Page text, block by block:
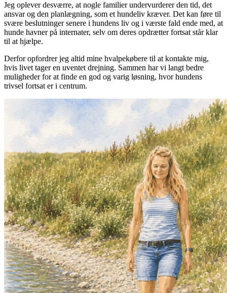
Jeg oplever desværre, at nogle familier undervurderer den tid, det
ansvar og den planlægning, som et hundeliv kræver. Det kan føre til
svære beslutninger senere i hundens liv og i værste fald ende med, at
hunde havner på internater, selv om deres opdrætter fortsat står klar
til at hjælpe.
Derfor opfordrer jeg altid mine hvalpekøbere til at kontakte mig,
hvis livet tager en uventet drejning. Sammen har vi langt bedre
muligheder for at finde en god og varig løsning, hvor hundens
trivsel fortsat er i centrum.